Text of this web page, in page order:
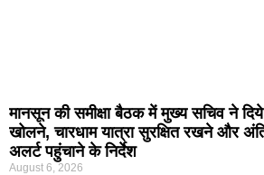
मानसून की समीक्षा बैठक में मुख्य सचिव ने
खोलने, चारधाम यात्रा सुरक्षित रखने और
अलर्ट पहुंचाने के निर्देश
August 6, 2026